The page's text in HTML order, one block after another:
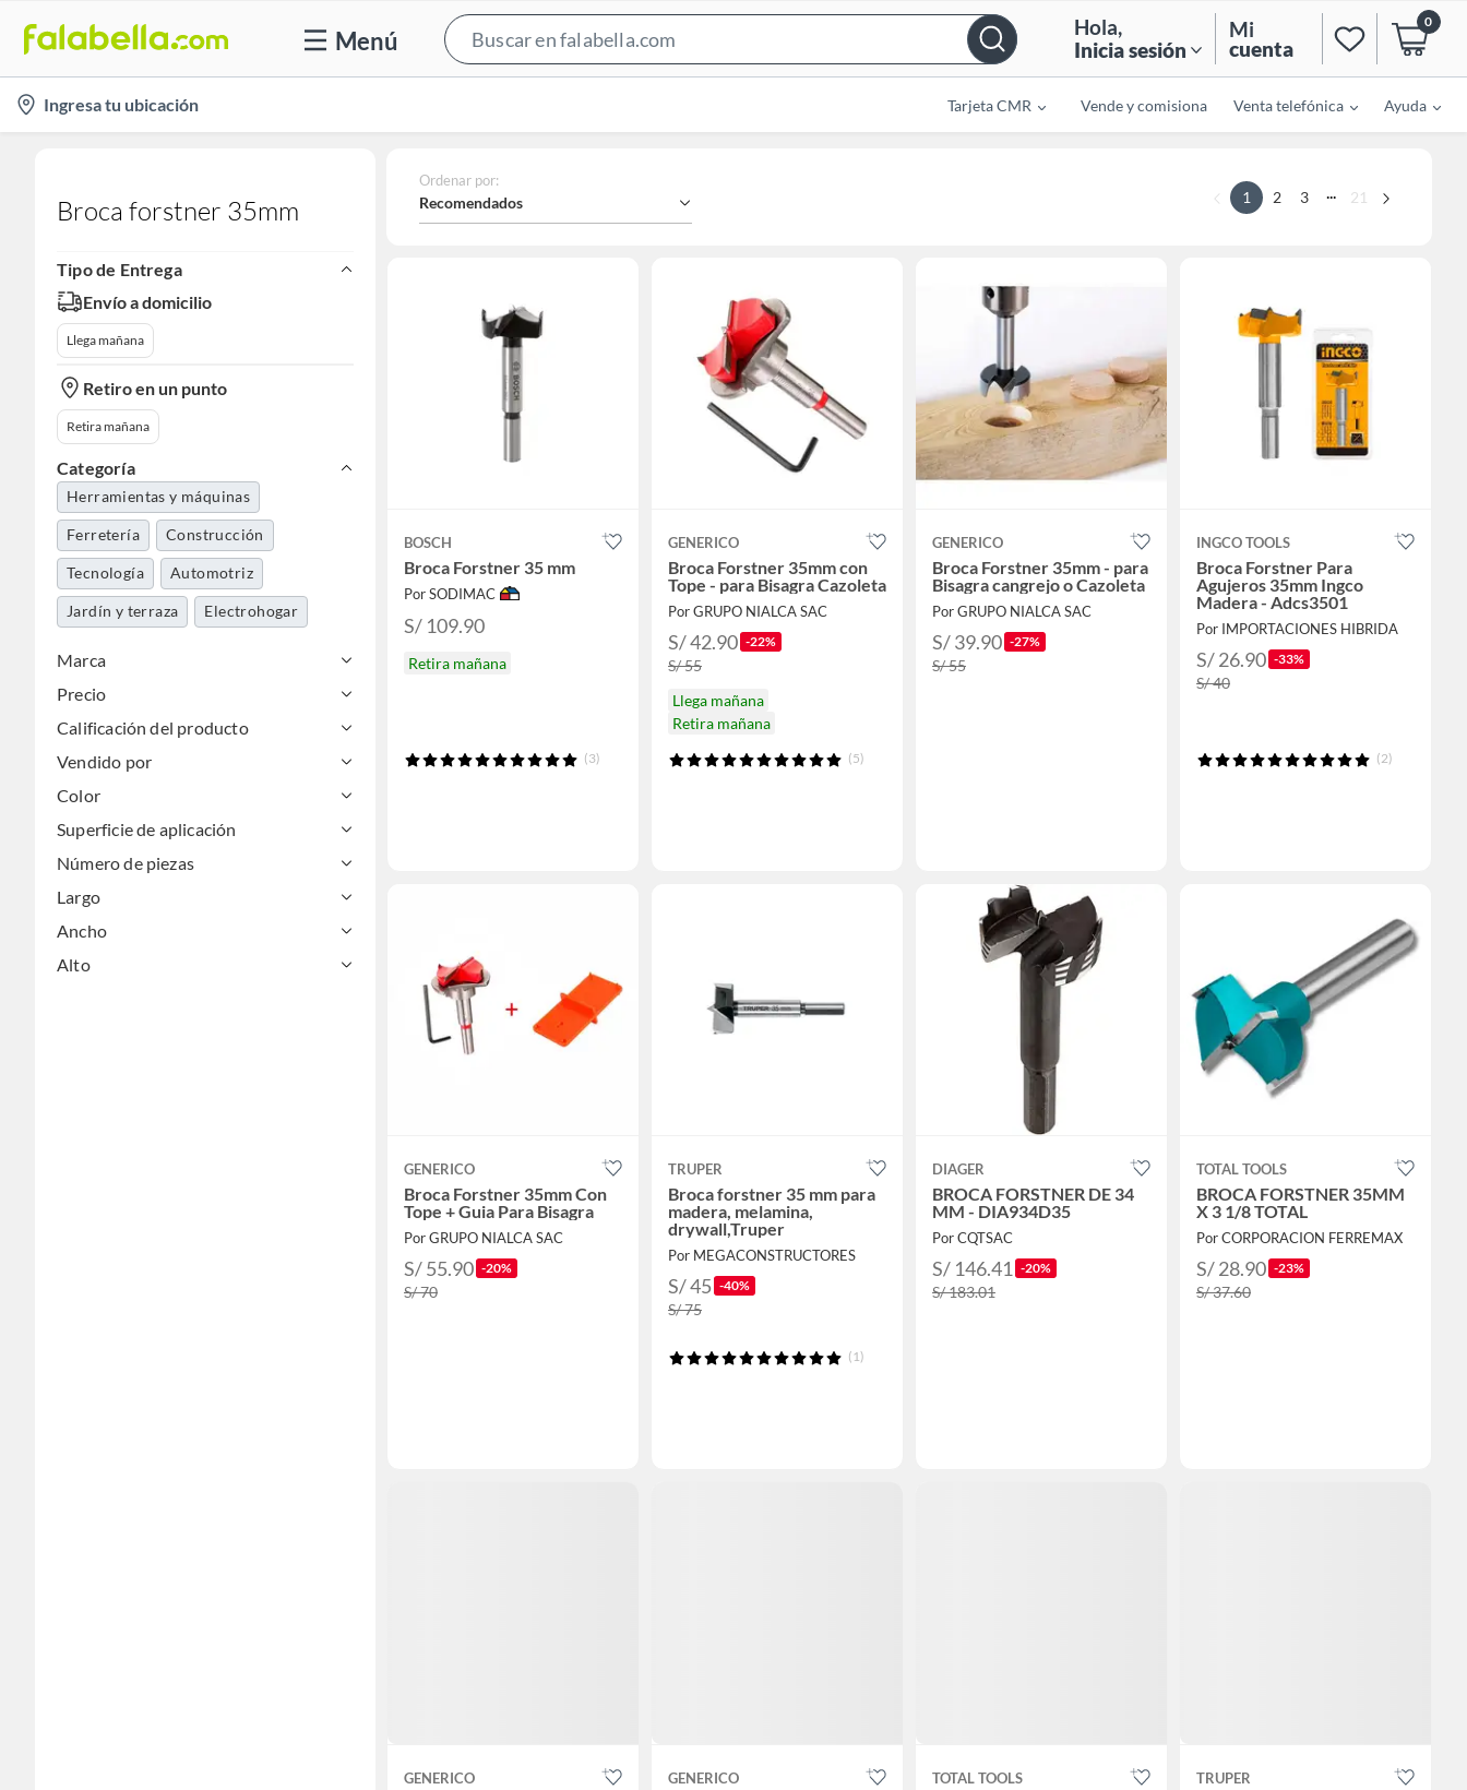
Menú
Bar
Hola,
Inicia sesión
Mi
cuenta
0
location-
icon
Ingresa tu ubicación Tarjeta CMR Vende y comisiona Venta telefónica Ayuda
Broca forstner 35mm
Tipo de Entrega
Envío a domicilio
Llega mañana
Retiro en un punto
Retira mañana
Categoría
Herramientas y máquinas
Ferretería Construcción
Tecnología Automotriz
Jardín y terraza Electrohogar
Marca
Precio
Calificación del producto
Vendido por
Color
Superficie de aplicación
Número de piezas
Largo
Ancho
Alto
Ordenar por:
Recomendados 1 2 3 ... 21
BOSCH
Broca Forstner 35 mm
Por SODIMAC
S/ 109.90
Retira mañana
(3)
GENERICO
Broca Forstner 35mm con
Tope - para Bisagra Cazoleta
Por GRUPO NIALCA SAC
S/ 42.90 -22%
S/ 55
Llega mañana
Retira mañana
(5)
GENERICO
Broca Forstner 35mm - para
Bisagra cangrejo o Cazoleta
Por GRUPO NIALCA SAC
S/ 39.90 -27%
S/ 55
INGCO TOOLS
Broca Forstner Para
Agujeros 35mm Ingco
Madera - Adcs3501
Por IMPORTACIONES HIBRIDA
S/ 26.90 -33%
S/ 40
(2)
GENERICO
Broca Forstner 35mm Con
Tope + Guia Para Bisagra
Por GRUPO NIALCA SAC
S/ 55.90 -20%
S/ 70
TRUPER
Broca forstner 35 mm para
madera, melamina,
drywall,Truper
Por MEGACONSTRUCTORES
S/ 45 -40%
S/ 75
(1)
DIAGER
BROCA FORSTNER DE 34
MM - DIA934D35
Por CQTSAC
S/ 146.41 -20%
S/ 183.01
TOTAL TOOLS
BROCA FORSTNER 35MM
X 3 1/8 TOTAL
Por CORPORACION FERREMAX
S/ 28.90 -23%
S/ 37.60
GENERICO GENERICO TOTAL TOOLS TRUPER